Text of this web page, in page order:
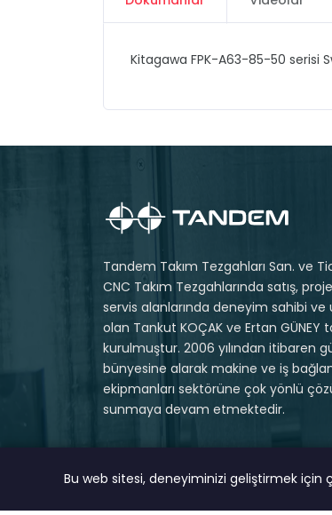
Kitagawa FPK-A63-85-50 serisi
Tandem Takım Tezgahları San. ve
CNC Takım Tezgahlarında satış,
servis alanlarında deneyim sahibi ve
olan Tankut KOÇAK ve Ertan GÜNEY
kurulmuştur. 2006 yılından itibaren
bünyesine alarak makine ve iş
ekipmanları sektörüne çok yönlü
sunmaya devam etmektedir.
Bu web sitesi, deneyiminizi geliştirmek için